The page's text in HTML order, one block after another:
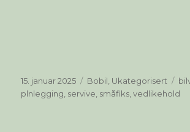
Publisert
15. januar 2025 Kategorier
Bobil Ukategorisert
plnlegging servive småfiks ,vedlikehold